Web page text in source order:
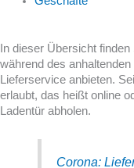
In dieser Übersicht
während des
Lieferservice anbieten.
erlaubt, das heißt online
Ladentür abholen.
Corona: